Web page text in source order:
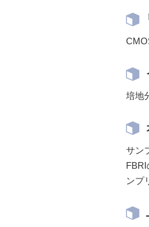
培地
サン
ンプ